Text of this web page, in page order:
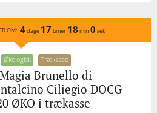
OM: 4dage 17 timer 18 min 0 sek
Økologisk Trækasse
Brunello di
Ciliegio DOCG
ØKO i trækasse